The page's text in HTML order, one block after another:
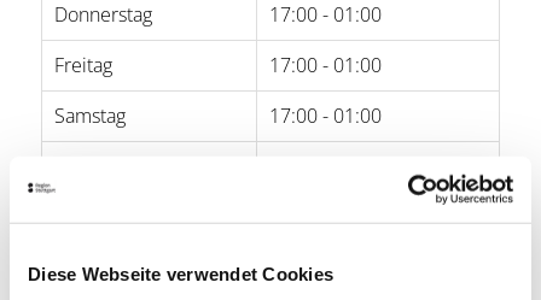
Diese Webseite verwendet Cookies
Donnerstag
17:00 - 01:00
Freitag
17:00 - 01:00
Samstag
17:00 - 01:00
Lage & Kontakt